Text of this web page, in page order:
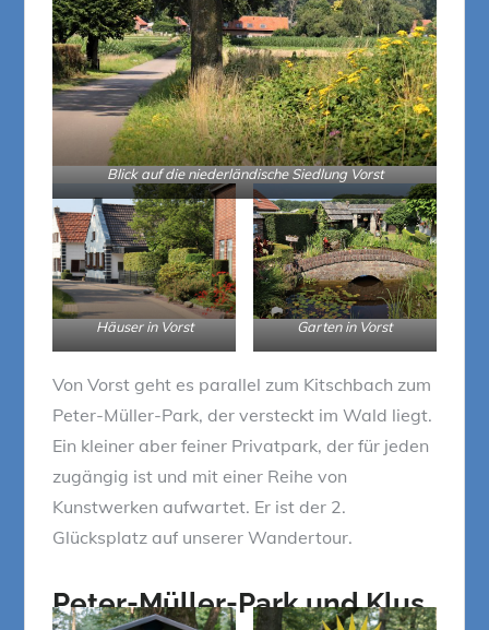
Blick auf die niederländische Siedlung Vorst
Häuser in Vorst Garten in Vorst
Von Vorst geht es parallel zum Kitschbach zum
Peter-Müller-Park, der versteckt im Wald liegt.
Ein kleiner aber feiner Privatpark, der für jeden
zugängig ist und mit einer Reihe von
Kunstwerken aufwartet. Er ist der 2.
Glücksplatz auf unserer Wandertour.
Peter-Müller-Park und Klus